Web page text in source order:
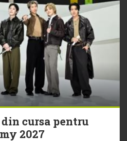
din cursa pentru
2027